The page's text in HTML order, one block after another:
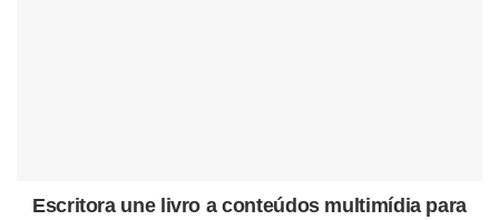
Escritora une livro a conteúdos multimídia para